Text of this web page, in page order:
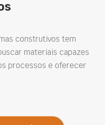
tem
capazes
e oferecer
está